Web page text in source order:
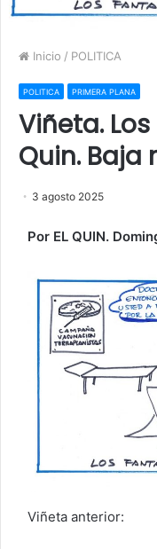
Inicio / POLITICA
POLITICA PRIMERA PLANA
Viñeta.
Quin. Baja
3 agosto 2025
Por EL QUIN.
Viñeta anterior: